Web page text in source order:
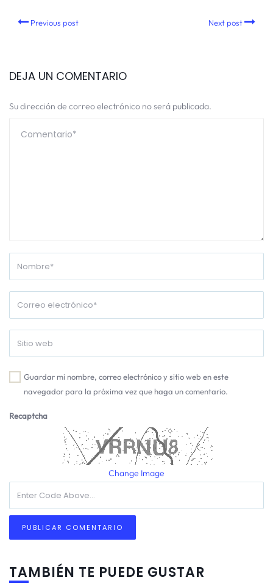
Previous post Next post
DEJA UN COMENTARIO
Su dirección de correo electrónico no será publicada.
Guardar mi nombre, correo electrónico y sitio web en este
navegador para la próxima vez que haga un comentario.
Recaptcha
Change Image
TAMBIÉN TE PUEDE GUSTAR